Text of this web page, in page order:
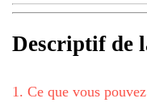
Descriptif de
1 . Ce que vous